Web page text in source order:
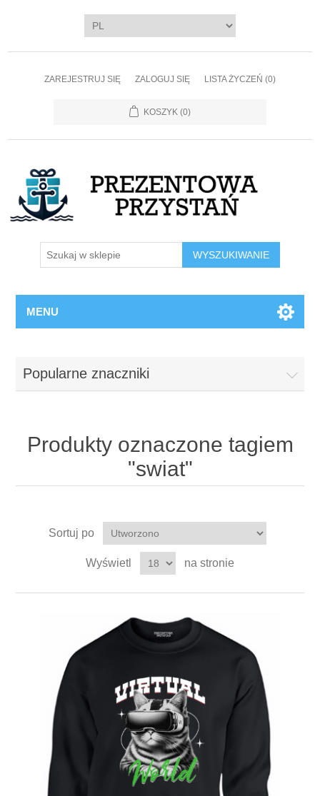
ZAREJESTRUJ SIĘ ZALOGUJ SIĘ LISTA ŻYCZEŃ (0)
KOSZYK (0)
WYSZUKIWANIE
MENU
Popularne znaczniki
Produkty oznaczone tagiem
"swiat"
Sortuj po
Wyświetl na stronie